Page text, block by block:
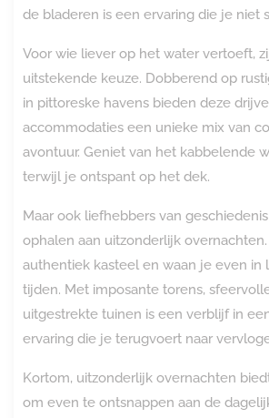
de bladeren is een ervaring die je niet
Voor wie liever op het water vertoeft,
uitstekende keuze. Dobberend op
in pittoreske havens bieden deze
accommodaties een unieke mix van
avontuur. Geniet van het kabbelende
terwijl je ontspant op het dek.
Maar ook liefhebbers van
ophalen aan uitzonderlijk
authentiek kasteel en waan je even in
tijden. Met imposante torens,
uitgestrekte tuinen is een verblijf in
ervaring die je terugvoert naar
Kortom, uitzonderlijk overnachten
om even te ontsnappen aan de